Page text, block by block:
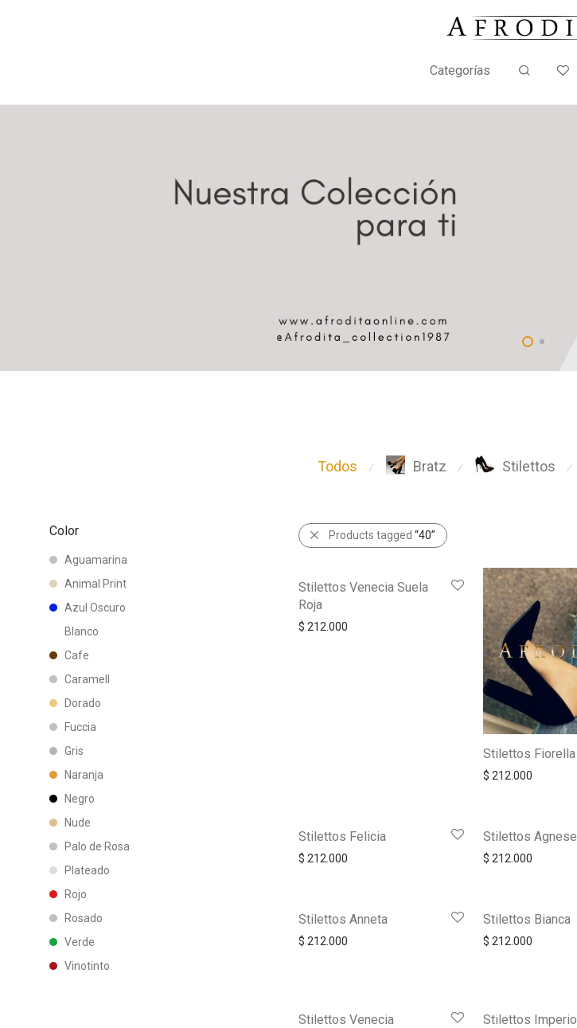
Categorías
Todos ⁄ Bratz ⁄ Stilettos ⁄
Color
Aguamarina
Animal Print
Azul Oscuro
Blanco
Cafe
Caramell
Dorado
Fuccia
Gris
Naranja
Negro
Nude
Palo de Rosa
Plateado
Rojo
Rosado
Verde
Vinotinto
Products tagged “40”
Stilettos Venecia Suela
Roja
$ 212.000
Stilettos Fiorella
$ 212.000
Stilettos Felicia
$ 212.000
Stilettos Agnese
$ 212.000
Stilettos Anneta
$ 212.000
Stilettos Bianca
$ 212.000
Stilettos Venecia Stilettos Imperio